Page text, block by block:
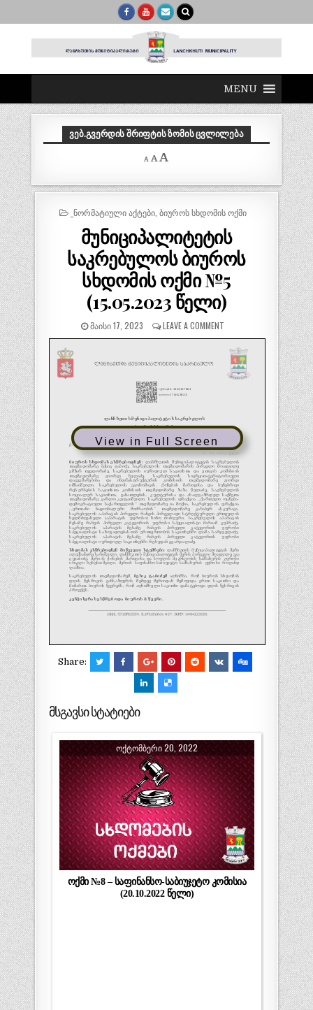
MENU
ᲕᲔᲑ.ᲒᲕᲔᲠᲓᲘᲡ ᲨᲠᲘᲤᲢᲘᲡ ᲖᲝᲛᲘᲡ ᲪᲕᲚᲘᲚᲔᲑᲐ
A
Decrease
font
A Reset
A
size.
POSTED
_ᲜᲝᲠᲛᲐᲢᲘᲣᲚᲘ ᲐᲥᲢᲔᲑᲘ, ᲑᲘᲣᲠᲝᲡ ᲡᲮᲓᲝᲛᲘᲡ ᲝᲥᲛᲘ
მუნიციპალიტეტის
საკრებულოს ბიუროს
სხდომის ოქმი №5
(15.05.2023 წელი)
ᲛᲐᲘᲡᲘ 17, 2023 LEAVE A COMMENT
View in Full Screen
Share:
მსგავსი სტატიები
ᲝᲥᲢᲝᲛᲑᲔᲠᲘ 20, 2022
ოქმი №8 – საფინანსო-საბიუჯეტო კომისია
(20.10.2022 წელი)